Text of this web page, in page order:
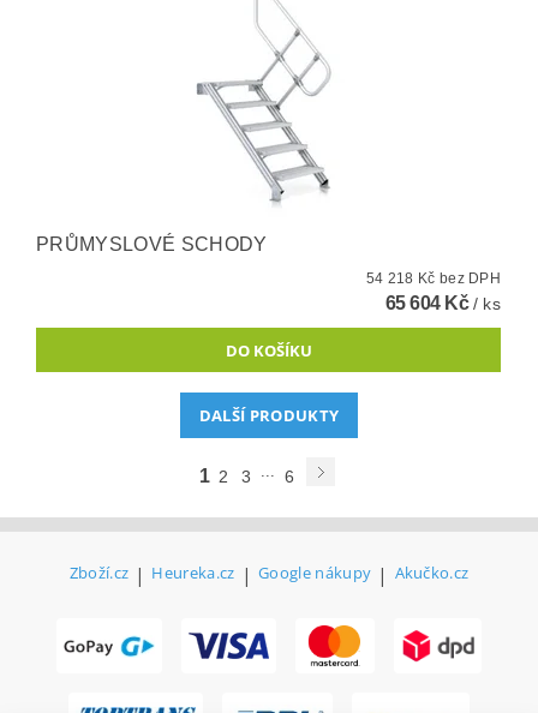
PRŮMYSLOVÉ SCHODY
54 218 Kč bez DPH
65 604 Kč/ ks
DALŠÍ PRODUKTY
1 2 3 ... 6
Zboží.cz | Heureka.cz | Google nákupy | Akučko.cz